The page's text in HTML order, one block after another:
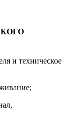
и техническое